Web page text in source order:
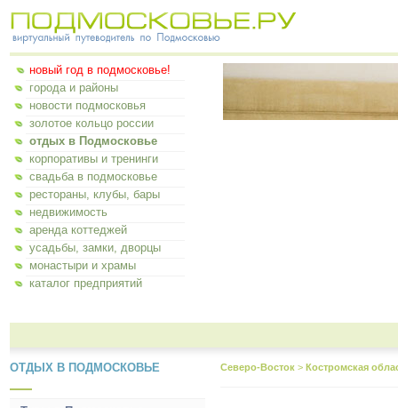
новый год в подмосковье!
города и районы
новости подмосковья
золотое кольцо россии
отдых в Подмосковье
корпоративы и тренинги
свадьба в подмосковье
рестораны, клубы, бары
недвижимость
аренда коттеджей
усадьбы, замки, дворцы
монастыри и храмы
каталог предприятий
ОТДЫХ В ПОДМОСКОВЬЕ Северо-Восток > Костромская